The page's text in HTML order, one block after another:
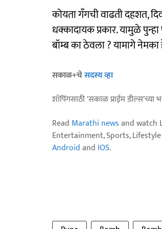
कोयता गॅंगची वाढती दहशत,
धक्कादायक प्रकार. यामुळे
बॉम्ब का ठेवला ? यामागे
सकाळ+चेसदस्य व्हा
शॉपिंगसाठी 'सकाळ प्राईम डील्स'च्या
Read Marathi newsand watch
Entertainment, Sports, Lifestyle
Androidand IOS.